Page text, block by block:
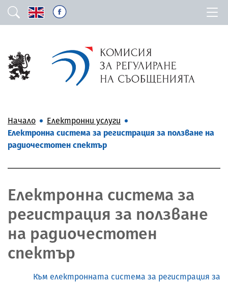
Начало
Електронни услуги
Електронна система за регистрация за ползване на
радиочестотен спектър
Електронна система за
регистрация за ползване
на радиочестотен
спектър
Към електронната система за регистрация за